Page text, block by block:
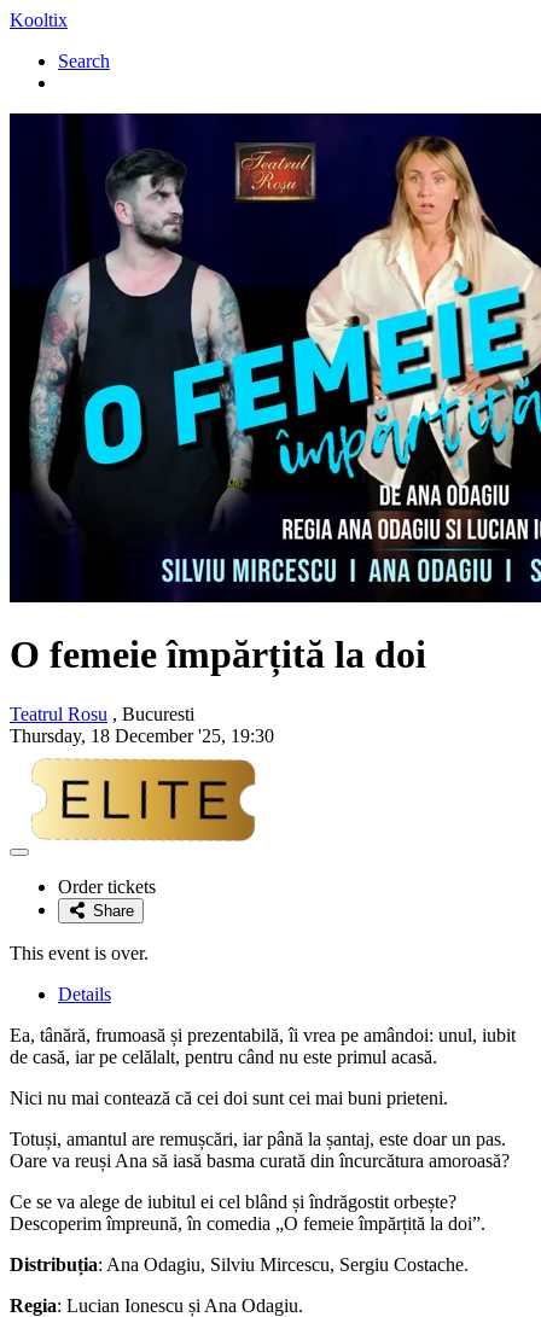
Kooltix
Search
O femeie împărțită la doi
Teatrul Rosu , Bucuresti
Thursday, 18 December '25, 19:30
Adaugă
favoriteOrder tickets
Share
This event is over.
Details
Ea, tânără, frumoasă și prezentabilă, îi vrea pe amândoi: unul, iubit
de casă, iar pe celălalt, pentru când nu este primul acasă.
Nici nu mai contează că cei doi sunt cei mai buni prieteni.
Totuși, amantul are remușcări, iar până la șantaj, este doar un pas.
Oare va reuși Ana să iasă basma curată din încurcătura amoroasă?
Ce se va alege de iubitul ei cel blând și îndrăgostit orbește?
Descoperim împreună, în comedia „O femeie împărțită la doi”.
Distribuția: Ana Odagiu, Silviu Mircescu, Sergiu Costache.
Regia: Lucian Ionescu și Ana Odagiu.